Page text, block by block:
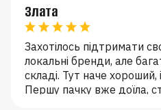
Злата
Захотілось підтримати
локальні бренди, але
складі. Тут наче хороший,
Першу пачку вже доїла,